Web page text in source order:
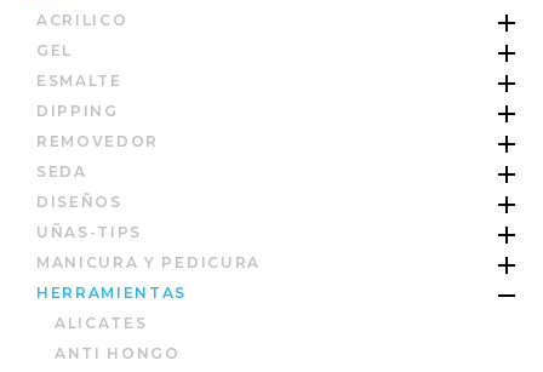
ACRILICO
GEL
ESMALTE
DIPPING
REMOVEDOR
SEDA
DISEÑOS
UÑAS-TIPS
MANICURA Y PEDICURA
HERRAMIENTAS
ALICATES
ANTI HONGO